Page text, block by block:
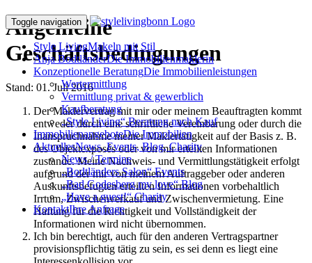
Toggle navigation
Style LivingMakeln mit Stil
Anja BodtländerDie Immobilienmaklerin
Konzeptionelle BeratungDie Immobilienleistungen
Wertermittlung
Vermittlung privat & gewerblich
Kaufberatung
„Style Living“ Beratung nach Kauf
ImmobilienangeboteDie Immobilien
AktuellesNews, Events, Blog, Charity
News / Termine
„Bodtländers Salon“ Events
„Bad Godesberg my love“ Blog
„Have a guest!“ Charity
KontaktIhre Anfrage
Allgemeine
Geschäftsbedingungen
Stand: 01. Juli 2016
Der Maklervertrag mit mir oder meinem Beauftragten kommt
entweder durch eine schriftliche Vereinbarung oder durch die
Inanspruchnahme meiner Maklertätigkeit auf der Basis z. B.
des Objektexposés oder von mir erteilten Informationen
zustande. Meine Nachweis- und Vermittlungstätigkeit erfolgt
aufgrund der mir von meinem Auftraggeber oder anderen
Auskunftsbefugten erteilten Informationen vorbehaltlich
Irrtum, Zwischenverkauf und Zwischenvermietung. Eine
Haftung für die Richtigkeit und Vollständigkeit der
Informationen wird nicht übernommen.
Ich bin berechtigt, auch für den anderen Vertragspartner
provisionspflichtig tätig zu sein, es sei denn es liegt eine